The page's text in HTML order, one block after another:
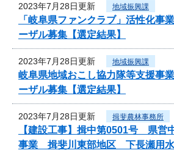
2023年7月28日更新 地域振興課
「岐阜県ファンクラブ」活性化
ーザル募集【選定結果】
2023年7月28日更新 地域振興課
岐阜県地域おこし協力隊等支援事
ーザル募集【選定結果】
2023年7月28日更新 揖斐農林事務所
【建設工事】揖中第0501号 県営
事業 揖斐川東部地区 下長瀬用水